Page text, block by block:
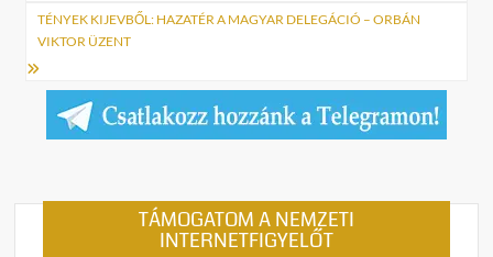
TÉNYEK KIJEVBŐL: HAZATÉR A MAGYAR DELEGÁCIÓ – ORBÁN
VIKTOR ÜZENT
TÁMOGATOM A NEMZETI
INTERNETFIGYELŐT